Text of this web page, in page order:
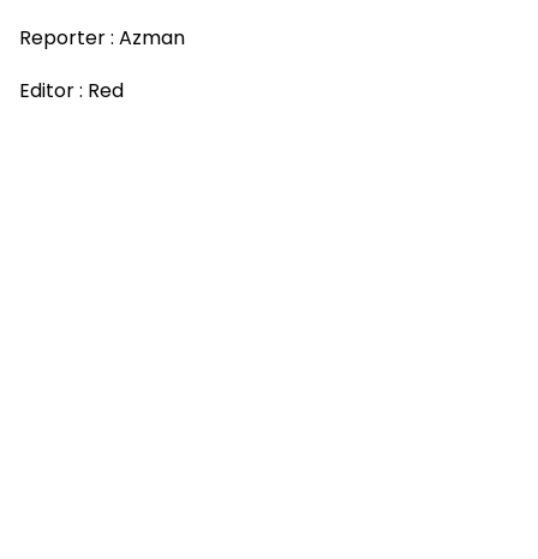
Reporter : Azman
Editor : Red